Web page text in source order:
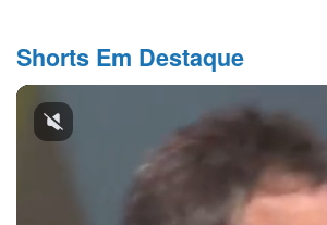
Shorts Em Destaque